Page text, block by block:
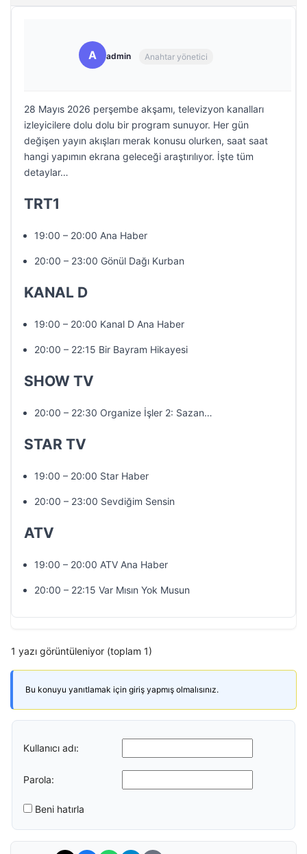
A admin Anahtar yönetici
28 Mayıs 2026 perşembe akşamı, televizyon kanalları
izleyicilere dolu dolu bir program sunuyor. Her gün
değişen yayın akışları merak konusu olurken, saat saat
hangi yapımın ekrana geleceği araştırılıyor. İşte tüm
detaylar…
TRT1
19:00 – 20:00 Ana Haber
20:00 – 23:00 Gönül Dağı Kurban
KANAL D
19:00 – 20:00 Kanal D Ana Haber
20:00 – 22:15 Bir Bayram Hikayesi
SHOW TV
20:00 – 22:30 Organize İşler 2: Sazan…
STAR TV
19:00 – 20:00 Star Haber
20:00 – 23:00 Sevdiğim Sensin
ATV
19:00 – 20:00 ATV Ana Haber
20:00 – 22:15 Var Mısın Yok Musun
1 yazı görüntüleniyor (toplam 1)
Bu konuyu yanıtlamak için giriş yapmış olmalısınız.
Kullanıcı adı:
Parola:
Beni hatırla